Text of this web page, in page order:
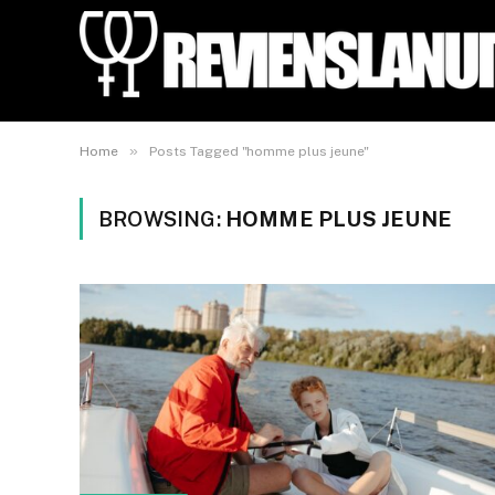
Home » Posts Tagged "homme plus jeune"
BROWSING: HOMME PLUS JEUNE